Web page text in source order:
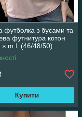
футболка з бусами та
футнитура котон
s m L (46/48/50)
Купити